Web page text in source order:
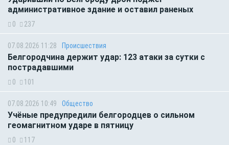
административное здание и оставил раненых
0 237
07.08.2026 11:28 Происшествия
Белгородчина держит удар: 123 атаки за сутки с
пострадавшими
0 101
07.08.2026 10:49 Общество
Учёные предупредили белгородцев о сильном
геомагнитном ударе в пятницу
0 117